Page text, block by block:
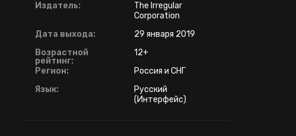
Издатель:
The Irregular
Corporation
Дата выхода:
29 января 2019
Возрастной
рейтинг:
12+
Регион:
Россия и СНГ
Язык:
Русский
(Интерфейс)